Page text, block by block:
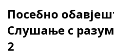
Посебно
Слушање с
2